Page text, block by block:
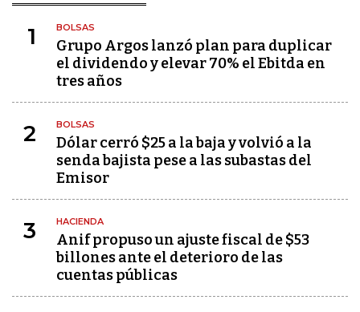
1 BOLSAS
Grupo Argos lanzó plan para duplicar
el dividendo y elevar 70% el Ebitda en
tres años
2 BOLSAS
Dólar cerró $25 a la baja y volvió a la
senda bajista pese a las subastas del
Emisor
3 HACIENDA
Anif propuso un ajuste fiscal de $53
billones ante el deterioro de las
cuentas públicas